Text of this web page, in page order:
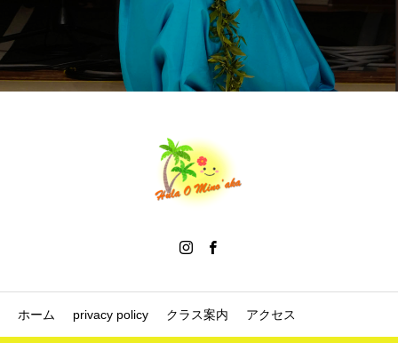
ホーム privacy policy クラス案内 アクセス